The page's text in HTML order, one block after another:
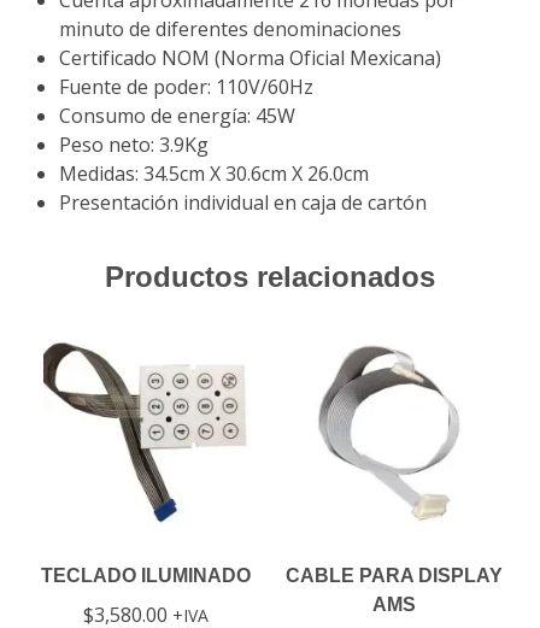
minuto de diferentes denominaciones
Certificado NOM (Norma Oficial Mexicana)
Fuente de poder: 110V/60Hz
Consumo de energía: 45W
Peso neto: 3.9Kg
Medidas: 34.5cm X 30.6cm X 26.0cm
Presentación individual en caja de cartón
Productos relacionados
TECLADO ILUMINADO
$3,580.00 IVA
CABLE PARA DISPLAY
AMS